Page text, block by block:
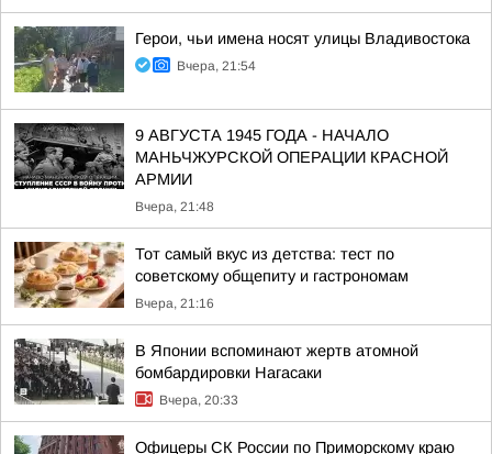
Герои, чьи имена носят улицы Владивостока
Вчера, 21:54
9 АВГУСТА 1945 ГОДА - НАЧАЛО
МАНЬЧЖУРСКОЙ ОПЕРАЦИИ КРАСНОЙ
АРМИИ
Вчера, 21:48
Тот самый вкус из детства: тест по
советскому общепиту и гастрономам
Вчера, 21:16
В Японии вспоминают жертв атомной
бомбардировки Нагасаки
Вчера, 20:33
Офицеры СК России по Приморскому краю